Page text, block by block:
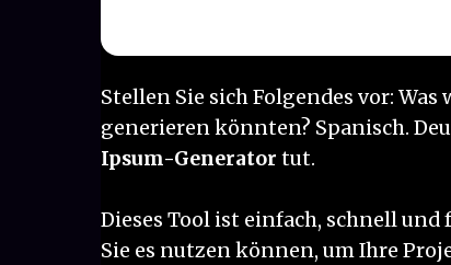
Stellen Sie sich Folgendes vor:
generieren könnten? Spanisch.
Ipsum-Generator tut.
Dieses Tool ist einfach, schnell
Sie es nutzen können, um Ihre